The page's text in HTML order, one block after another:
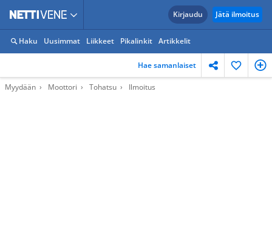
Kirjaudu Jätä ilmoitus
Haku Uusimmat Liikkeet Pikalinkit Artikkelit
Hae samanlaiset
Myydään Moottori Tohatsu Ilmoitus